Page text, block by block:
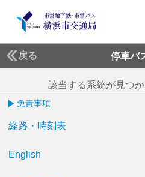
戻る 停車バ
該当する系統が見つか
免責事項
経路・時刻表
English